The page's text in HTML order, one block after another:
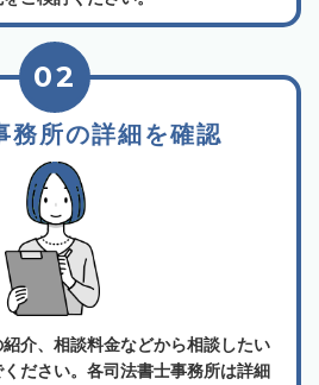
務所の詳細を確認
02
介、相談料金などから相談したい
ださい。各司法書士事務所は詳細